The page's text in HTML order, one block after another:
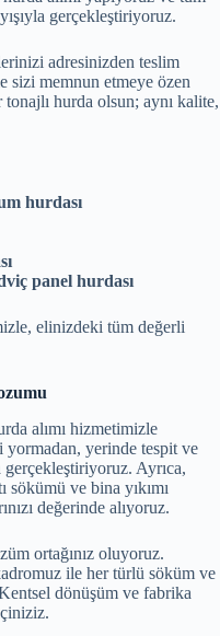
gerçekleştiriyoruz.
adresinizden teslim
sizi memnun etmeye özen
hurda olsun; aynı kalite,
hurdası
panel hurdası
elinizdeki tüm değerli
alımı hizmetimizle
yormadan, yerinde tespit ve
gerçekleştiriyoruz. Ayrıca,
ve bina yıkımı
değerinde alıyoruz.
ortağınız oluyoruz.
ile her türlü söküm ve
dönüşüm ve fabrika